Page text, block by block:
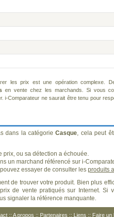
les prix est une opération complexe.
en vente chez les marchands. Si vous
i-Comparateur ne saurait être tenu pour
dans la catégorieCasque, cela peut
prix, ou sa détection a échouée.
un marchand référencé sur i-
essayer de consulter les produits
de trouver votre produit. Bien plus
de vente pratiqués sur Internet. Si
signaler la référence manquante.
:: A propos :: Partenaires :: Liens :: Faire un